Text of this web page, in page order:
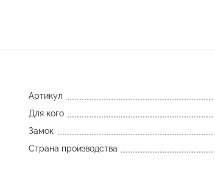
Артикул
Для кого
Замок
Страна производства